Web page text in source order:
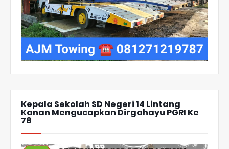
Kepala Sekolah SD Negeri 14 Lintang
Kanan Mengucapkan Dirgahayu PGRI Ke
78